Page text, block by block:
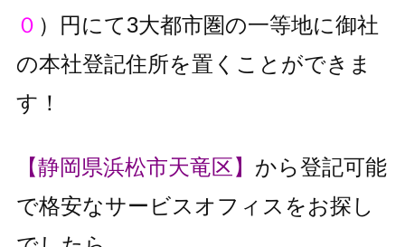
０ ）円にて3大都市圏の一等地に御社
の本社登記住所を置くことができま
す！
【静岡県浜松市天竜区】 から登記可能
で格安なサービスオフィスをお探し